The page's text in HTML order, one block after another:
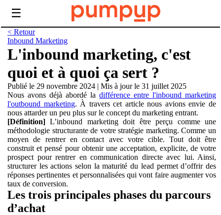
☰
< Retour
Inbound Marketing
L'inbound marketing, c'est
quoi et à quoi ça sert ?
Publié le 29 novembre 2024 | Mis à jour le 31 juillet 2025
Nous avons déjà abordé la différence entre l'inbound marketing
l'outbound marketing. À travers cet article nous avions envie de
nous attarder un peu plus sur le concept du marketing entrant.
[Définition]L’inbound marketing doit être perçu comme une
méthodologie structurante de votre stratégie marketing. Comme un
moyen de rentrer en contact avec votre cible. Tout doit être
construit et pensé pour obtenir une acceptation, explicite, de votre
prospect pour rentrer en communication directe avec lui. Ainsi,
structurer les actions selon la maturité du lead permet d’offrir des
réponses pertinentes et personnalisées qui vont faire augmenter vos
taux de conversion.
Les trois principales phases du parcours
d’achat